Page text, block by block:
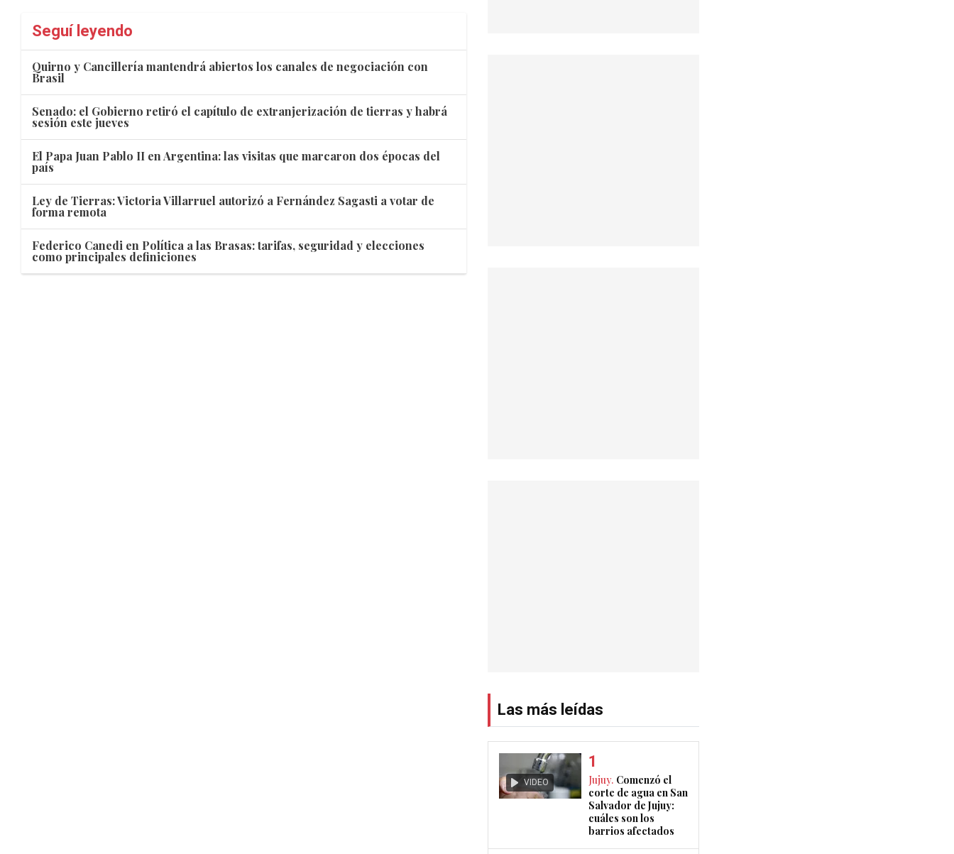
Seguí leyendo
Quirno y Cancillería mantendrá abiertos los canales de negociación con
Brasil
Senado: el Gobierno retiró el capítulo de extranjerización de tierras y habrá
sesión este jueves
El Papa Juan Pablo II en Argentina: las visitas que marcaron dos épocas del
país
Ley de Tierras: Victoria Villarruel autorizó a Fernández Sagasti a votar de
forma remota
Federico Canedi en Política a las Brasas: tarifas, seguridad y elecciones
como principales definiciones
Las más leídas
VIDEO Jujuy. Comenzó el
corte de agua en San
Salvador de Jujuy:
cuáles son los
barrios afectados